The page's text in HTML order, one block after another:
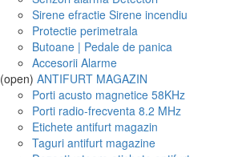
Sirene efractie Sirene incendiu
Protectie perimetrala
Butoane | Pedale de panica
Accesorii Alarme
(open) ANTIFURT MAGAZIN
Porti acusto magnetice 58KHz
Porti radio-frecventa 8.2 MHz
Etichete antifurt magazin
Taguri antifurt magazine